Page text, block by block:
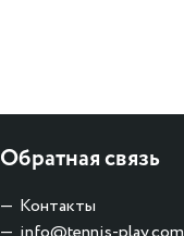
Обратная связь
Контакты